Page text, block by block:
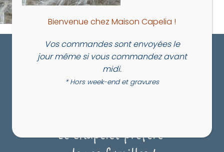
Bienvenue chez Maison Capelia !
Vos commandes sont envoyées le
jour même si vous commandez avant
midi.
* Hors week-end et gravures